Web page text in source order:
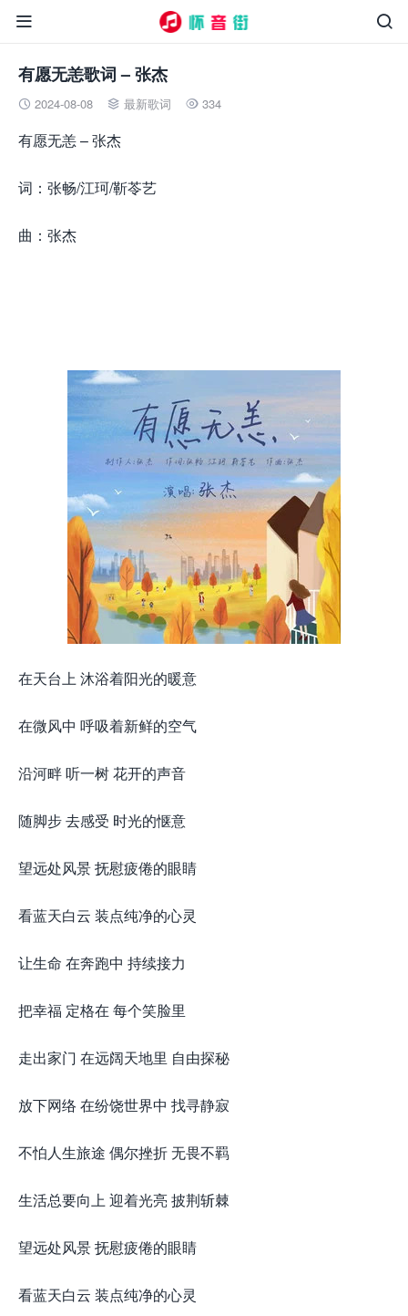


有愿无恙歌词 – 张杰
 2024-08-08  最新歌词  334
有愿无恙 – 张杰
词：张畅/江珂/靳苓艺
曲：张杰
在天台上 沐浴着阳光的暖意
在微风中 呼吸着新鲜的空气
沿河畔 听一树 花开的声音
随脚步 去感受 时光的惬意
望远处风景 抚慰疲倦的眼睛
看蓝天白云 装点纯净的心灵
让生命 在奔跑中 持续接力
把幸福 定格在 每个笑脸里
走出家门 在远阔天地里 自由探秘
放下网络 在纷饶世界中 找寻静寂
不怕人生旅途 偶尔挫折 无畏不羁
生活总要向上 迎着光亮 披荆斩棘
望远处风景 抚慰疲倦的眼睛
看蓝天白云 装点纯净的心灵